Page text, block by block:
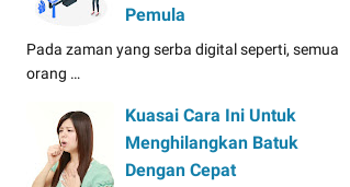
Pemula
Pada zaman yang serba digital seperti, semua
orang …
Kuasai Cara Ini Untuk
Menghilangkan Batuk
Dengan Cepat